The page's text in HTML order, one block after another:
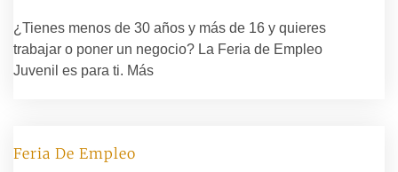
¿Tienes menos de 30 años y más de 16 y quieres
trabajar o poner un negocio? La Feria de Empleo
Juvenil es para ti. Más
Feria De Empleo